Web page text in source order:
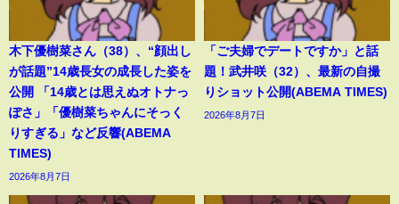
木下優樹菜さん（38）、“顔出し
が話題”14歳長女の成長した姿を
公開 「14歳とは思えぬオトナっ
ぽさ」「優樹菜ちゃんにそっく
りすぎる」など反響(ABEMA
TIMES)
2026年8月7日
「ご夫婦でデートですか」と話
題！武井咲（32）、最新の自撮
りショット公開(ABEMA TIMES)
2026年8月7日